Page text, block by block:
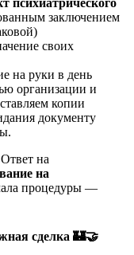
заключением
своих
на руки в день
организации и
копии
документу
на
на
процедуры —
сделка 🏰🤝